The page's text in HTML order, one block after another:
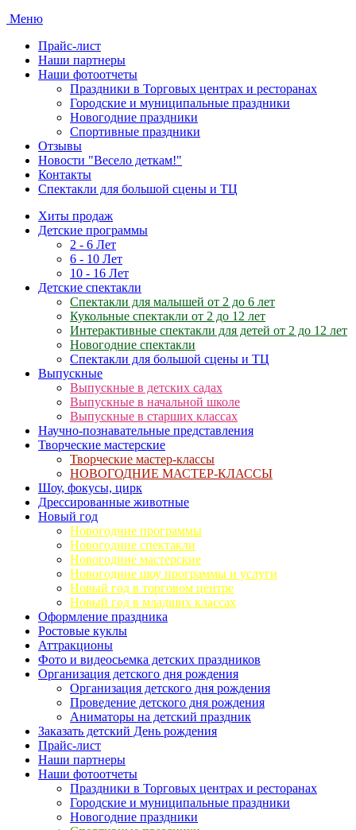
Меню
Прайс-лист
Наши партнеры
Наши фотоотчеты
Праздники в Торговых центрах и ресторанах
Городские и муниципальные праздники
Новогодние праздники
Спортивные праздники
Отзывы
Новости "Весело деткам!"
Контакты
Спектакли для большой сцены и ТЦ
Хиты продаж
Детские программы
2 - 6 Лет
6 - 10 Лет
10 - 16 Лет
Детские спектакли
Спектакли для малышей от 2 до 6 лет
Кукольные спектакли от 2 до 12 лет
Интерактивные спектакли для детей от 2 до 12 лет
Новогодние спектакли
Спектакли для большой сцены и ТЦ
Выпускные
Выпускные в детских садах
Выпускные в начальной школе
Выпускные в старших классах
Научно-познавательные представления
Творческие мастерские
Творческие мастер-классы
НОВОГОДНИЕ МАСТЕР-КЛАССЫ
Шоу, фокусы, цирк
Дрессированные животные
Новый год
Новогодние программы
Новогодние спектакли
Новогодние мастерские
Новогодние шоу программы и услуги
Новый год в торговом центре
Новый год в младших классах
Оформление праздника
Ростовые куклы
Аттракционы
Фото и видеосьемка детских праздников
Организация детского дня рождения
Организация детского дня рождения
Проведение детского дня рождения
Аниматоры на детский праздник
Заказать детский День рождения
Прайс-лист
Наши партнеры
Наши фотоотчеты
Праздники в Торговых центрах и ресторанах
Городские и муниципальные праздники
Новогодние праздники